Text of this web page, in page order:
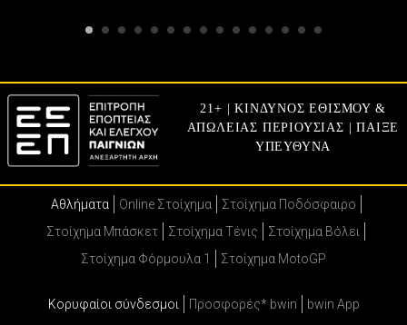
21+ | ΚΙΝΔΥΝΟΣ ΕΘΙΣΜΟΥ &
ΑΠΩΛΕΙΑΣ ΠΕΡΙΟΥΣΙΑΣ | ΠΑΙΞΕ
ΥΠΕΥΘΥΝΑ
Αθλήματα Online Στοίχημα
Στοίχημα Ποδόσφαιρο
Στοίχημα Μπάσκετ
Στοίχημα Τένις
Στοίχημα Βόλει
Στοίχημα Φόρμουλα 1
Στοίχημα MotoGP
Κορυφαίοι σύνδεσμοι Προσφορές* bwin bwin App